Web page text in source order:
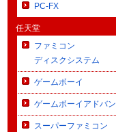
PC-FX
任天堂
ファミコン
ディスクシステム
ゲームボーイ
ゲームボーイアドバ
スーパーファミコン